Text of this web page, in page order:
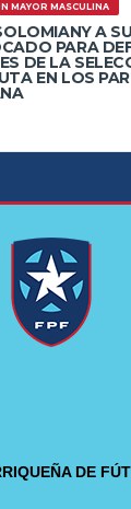
MAYOR MASCULINA
A
PARA
DE LA
EN LOS
DE